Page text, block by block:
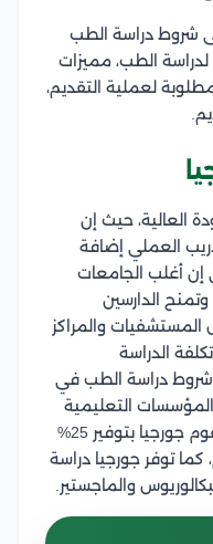
شروط دراسة الطب
الطب، مميزات
لعملية التقديم،
العالية، حيث إن
العملي إضافة
إن أغلب الجامعات
الدارسين
والمراكز
الدراسة
شروط دراسة الطب في
التعليمية
والبرامج الجامعية توسعًا كبيرًا، وتقوم جورجيا بتوفير 25%
كما توفر جورجيا دراسة
والماجستير.